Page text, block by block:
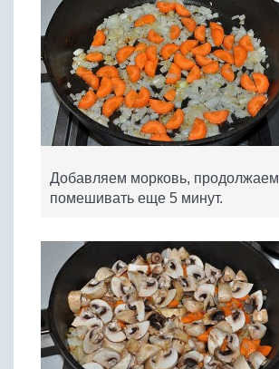
Добавляем морковь, продолжаем
помешивать еще 5 минут.